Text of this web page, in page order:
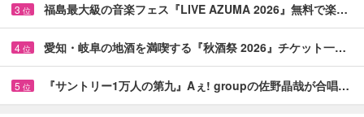
3 位 福島最大級の音楽フェス『LIVE AZUMA 2026』無料で楽…
4 位 愛知・岐阜の地酒を満喫する『秋酒祭 2026』チケット一…
5 位 『サントリー1万人の第九』Aぇ! groupの佐野晶哉が合唱…